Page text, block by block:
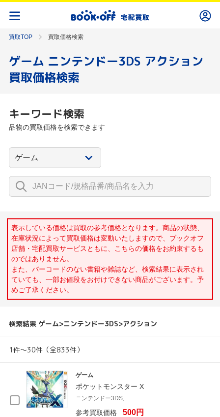
買取TOP 買取価格検索
ゲーム ニンテンドー3DS アクション
買取価格検索
キーワード検索
品物の買取価格を検索できます
表示している価格は買取の参考価格となります。商品の状態、
在庫状況によって買取価格は変動いたしますので、ブックオフ
店舗・宅配買取サービスともに、こちらの価格をお約束するも
のではありません。
また、バーコードのない書籍や雑誌など、検索結果に表示され
ていても、一部お値段をお付けできない商品がございます。予
めご了承ください。
検索結果 ゲーム>ニンテンドー3DS>アクション
1件～30件（全833件）
ゲーム
ポケットモンスター X
ニンテンドー3DS,
参考買取価格 500円